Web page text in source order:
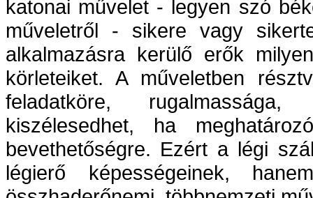
katonai művelet - legyen szó
műveletről - sikere vagy
alkalmazásra kerülő erők
körleteiket. A műveletben
feladatköre,
kiszélesedhet, ha
bevethetőségre. Ezért a légi
légierő képességeinek,